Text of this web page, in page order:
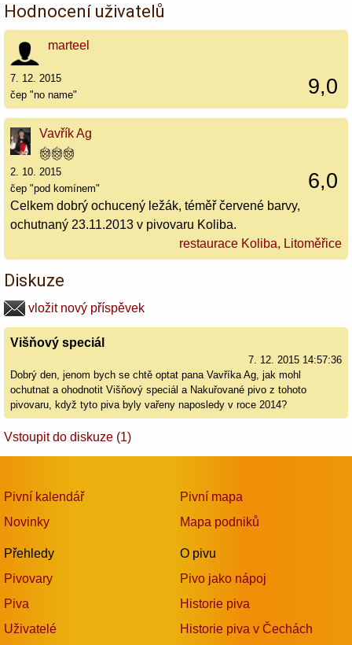
Hodnocení uživatelů
marteel
9,0
7. 12. 2015
čep "no name"
Vavřík Ag
6,0
2. 10. 2015
čep "pod komínem"
Celkem dobrý ochucený ležák, téměř červené barvy,
ochutnaný 23.11.2013 v pivovaru Koliba.
restaurace Koliba, Litoměřice
Diskuze
vložit nový příspěvek
Višňový speciál
7. 12. 2015 14:57:36
Dobrý den, jenom bych se chtě optat pana Vavříka Ag, jak mohl
ochutnat a ohodnotit Višňový speciál a Nakuřované pivo z tohoto
pivovaru, když tyto piva byly vařeny naposledy v roce 2014?
Vstoupit do diskuze (1)
Pivní kalendář
Novinky
Přehledy
Pivovary
Piva
Uživatelé
Pivní mapa
Mapa podniků
O pivu
Pivo jako nápoj
Historie piva
Historie piva v Čechách